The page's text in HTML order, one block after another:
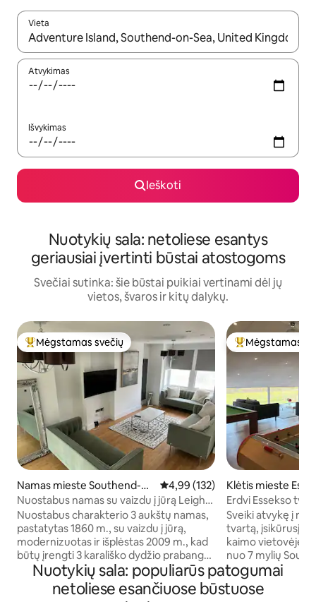
Vieta
Kai pasirodys paieškos rezultatai, juos naršyti galite
Atvykimas
Išvykimas
Ieškoti
Nuotykių sala: netoliese esantys
geriausiai įvertinti būstai atostogoms
Svečiai sutinka: šie būstai puikiai vertinami dėl jų
vietos, švaros ir kitų dalykų.
Svečių mėgstamiausias
Mėgstamas svečių
Namas mieste Southend-on
-Sea
Vidutinis įvertinimas: 4,99 iš 5,
4,99 (132)
Nuostabus namas su vaizdu į jūrą Leigh-
on-Sea
Nuostabus charakterio 3 aukštų namas,
pastatytas 1860 m., su vaizdu į jūrą,
modernizuotas ir išplėstas 2009 m., kad
būtų įrengti 3 karališko dydžio prabangūs
miegamieji, (2 su vonios kambariu) 1
didelis persirengimo kambarys, 1 didelis
šeimos vonios kambarys su vonia,
Svečių
Mėgstamas
Klėtis mieste
Erdvi Essekso
teniso kortas
Sveiki atvykę į
tvartą, įsikūrusį
kaimo vietovėje.
nuo 7 mylių
paplūdimių,
nuotykių salos bei
nuo Southend
Nuotykių sala: populiarūs patogumai
netoliese esančiuose būstuose